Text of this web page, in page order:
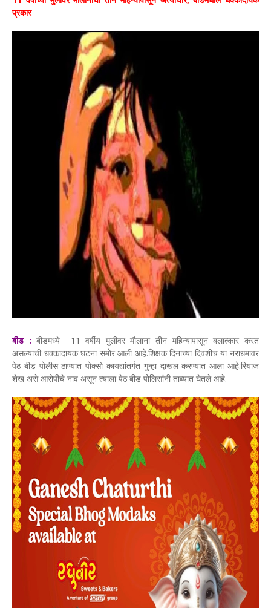
प्रकार
बीड : बीडमध्ये 11 वर्षीय मुलीवर मौलाना तीन महिन्यापासून बलात्कार करत
असल्याची धक्कादायक घटना समोर आली आहे.शिक्षक दिनाच्या दिवशीच या नराधमावर
पेठ बीड पोलीस ठाण्यात पोक्सो कायद्यांतर्गत गुन्हा दाखल करण्यात आला आहे.रियाज
शेख असे आरोपीचे नाव असून त्याला पेठ बीड पोलिसांनी ताब्यात घेतले आहे.